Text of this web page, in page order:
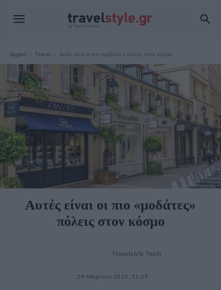
Αρχική Travel Αυτές είναι οι πιο «μοδάτες» πόλεις στον κόσμο
Travel
Αυτές είναι οι πιο «μοδάτες»
πόλεις στον κόσμο
Travelstyle Team
29 Μαρτίου 2024, 11:29